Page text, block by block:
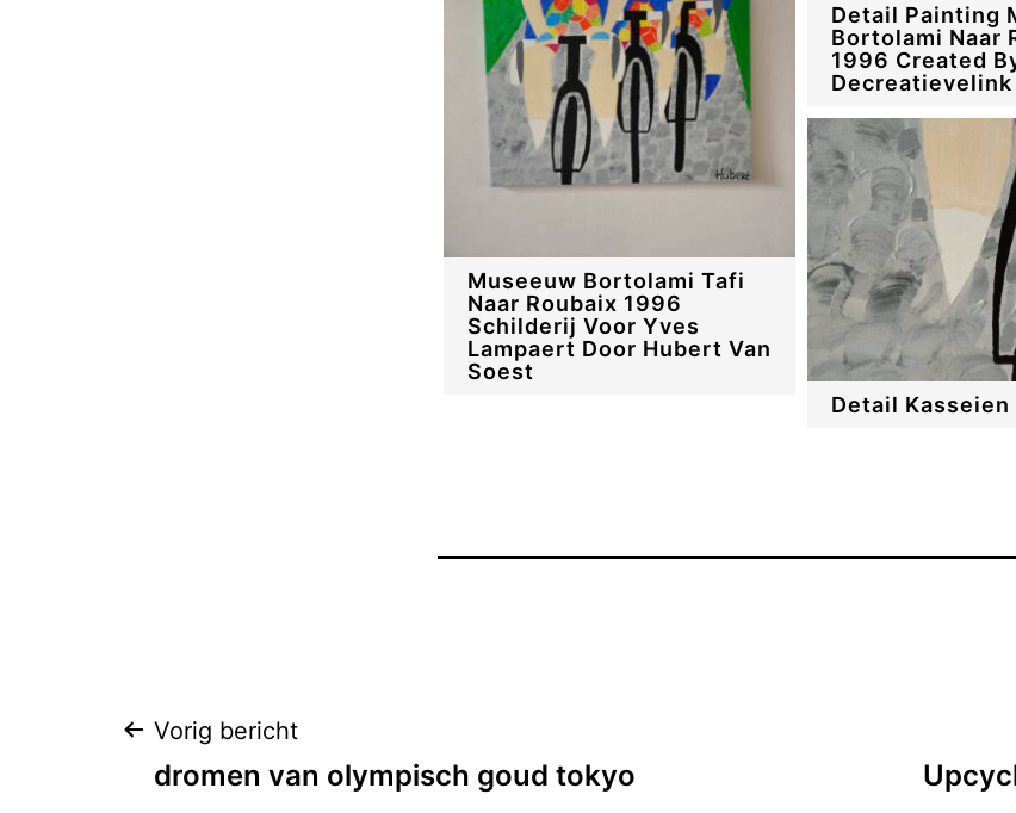
Museeuw Bortolami Tafi
Naar Roubaix 1996
Schilderij Voor Yves
Lampaert Door Hubert Van
Soest
Detail Painting
Bortolami Naar
1996 Created
Decreatievelink
Detail Kasseien
Bericht
Vorig bericht
dromen van olympisch goud tokyo